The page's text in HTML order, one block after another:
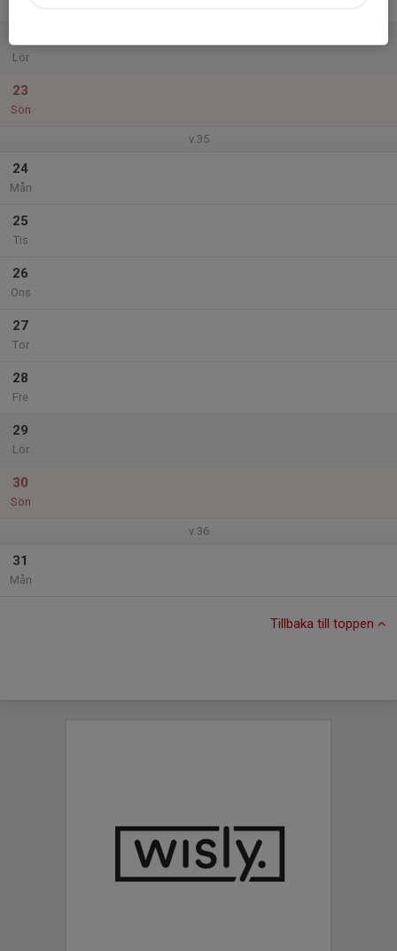
Lör
23
Sön
v.35
24
Mån
25
Tis
26
Ons
27
Tor
28
Fre
29
Lör
30
Sön
v.36
31
Mån
Tillbaka till toppen